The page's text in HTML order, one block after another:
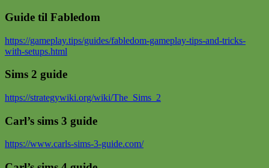
Guide til Fabledom
https://gameplay.tips/guides/fabledom-gameplay-tips-and-tricks-
with-setups.html
Sims 2 guide
https://strategywiki.org/wiki/The_Sims_2
Carl’s sims 3 guide
https://www.carls-sims-3-guide.com/